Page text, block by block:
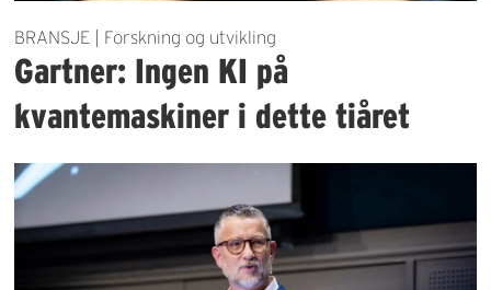
BRANSJE | Forskning og utvikling
Gartner: Ingen KI på
kvantemaskiner i dette tiåret